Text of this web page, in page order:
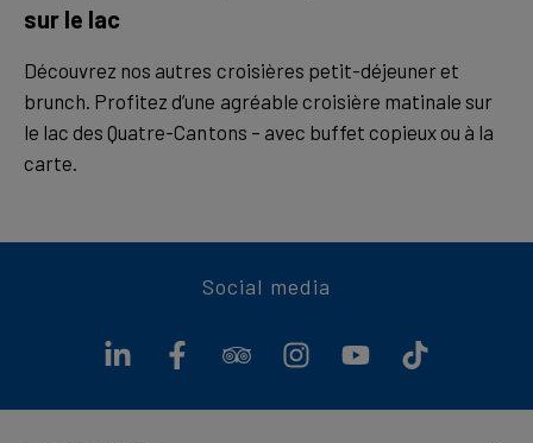
sur le lac
Découvrez nos autres croisières petit-déjeuner et
brunch. Profitez d’une agréable croisière matinale sur
le lac des Quatre-Cantons – avec buffet copieux ou à la
carte.
Social media